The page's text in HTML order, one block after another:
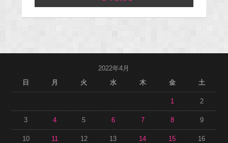
2022年4月
日
月 火 水 木 金 土
1 2
3 4 5 6 7 8 9
10 11 12 13 14 15 16